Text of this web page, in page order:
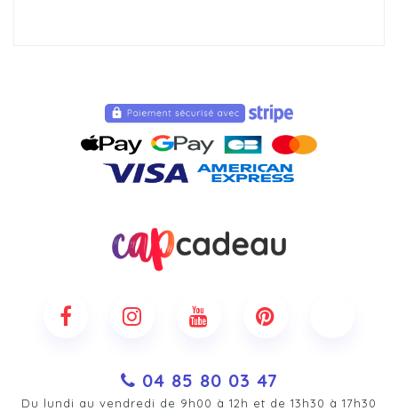
04 85 80 03 47
Du lundi au vendredi de 9h00 à 12h et de 13h30 à 17h30